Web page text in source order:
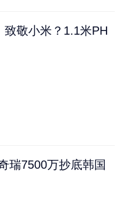
敬小米？1.1米PH
瑞7500万抄底韩国